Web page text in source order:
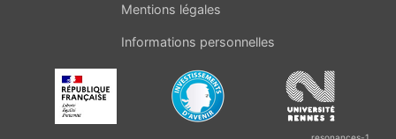
Mentions légales
Informations personnelles